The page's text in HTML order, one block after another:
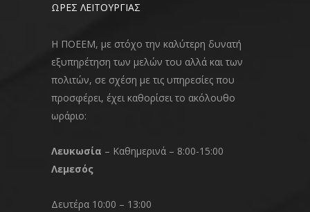
ΩΡΕΣ ΛΕΙΤΟΥΡΓΙΑΣ
Η ΠΟΕΕΜ, με στόχο την καλύτερη δυνατή
εξυπηρέτηση των μελών του αλλά και των
πολιτών, σε σχέση με τις υπηρεσίες που
προσφέρει, έχει καθορίσει το ακόλουθο
ωράριο:
Λευκωσία – Καθημερινά – 8:00-15:00
Λεμεσός
Δευτέρα 10:00 – 13:00